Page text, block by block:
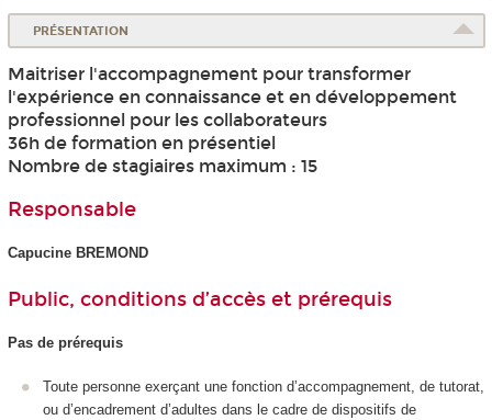
PRÉSENTATION
Maitriser l'accompagnement pour transformer
l'expérience en connaissance et en développement
professionnel pour les collaborateurs
36h de formation en présentiel
Nombre de stagiaires maximum : 15
Responsable
Capucine BREMOND
Public, conditions d’accès et prérequis
Pas de prérequis
Toute personne exerçant une fonction d’accompagnement, de tutorat,
ou d’encadrement d’adultes dans le cadre de dispositifs de